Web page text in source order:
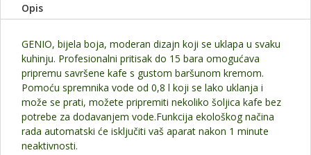
Opis
GENIO, bijela boja, moderan dizajn koji se uklapa u svaku
kuhinju. Profesionalni pritisak do 15 bara omogućava
pripremu savršene kafe s gustom baršunom kremom.
Pomoću spremnika vode od 0,8 l koji se lako uklanja i
može se prati, možete pripremiti nekoliko šoljica kafe bez
potrebe za dodavanjem vode.Funkcija ekološkog načina
rada automatski će isključiti vaš aparat nakon 1 minute
neaktivnosti.